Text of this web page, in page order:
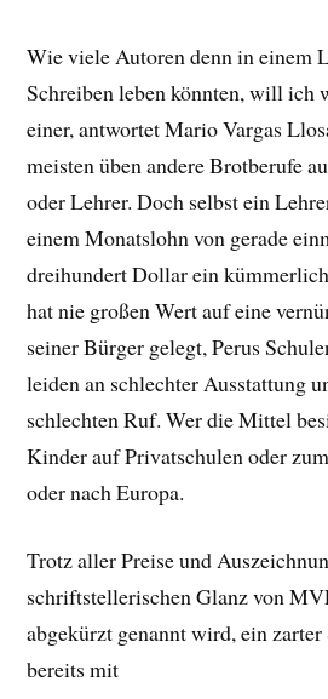
Wie viele Autoren denn in einem
Schreiben leben könnten, will ich
einer, antwortet Mario Vargas
meisten üben andere Brotberufe
oder Lehrer. Doch selbst ein
einem Monatslohn von gerade
dreihundert Dollar ein
hat nie großen Wert auf eine
seiner Bürger gelegt, Perus
leiden an schlechter Ausstattung
schlechten Ruf. Wer die Mittel
Kinder auf Privatschulen oder
oder nach Europa.
Trotz aller Preise und
schriftstellerischen Glanz von
abgekürzt genannt wird, ein zarter
bereits mit